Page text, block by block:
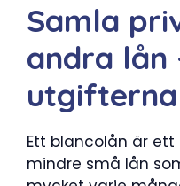
Samla
andra lån
utgifterna
Ett blancolån är
mindre små lån